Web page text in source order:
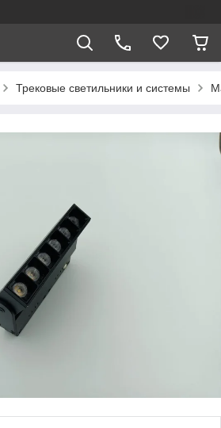
Трековые светильники и системы